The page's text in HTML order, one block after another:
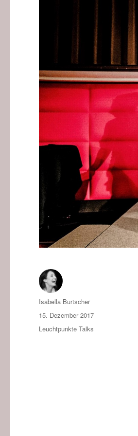
Autor
Isabella Burtscher
Veröffentlicht
am
15. Dezember 2017
Kategorien
Leuchtpunkte Talks